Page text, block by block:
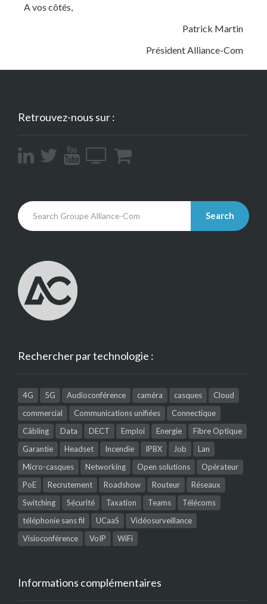
A vos côtés,
Patrick Martin
Président Alliance-Com
Retrouvez-nous sur :
Search
Rechercher par technologie :
4G 5G Audioconférence caméra casques
Cloud
commercial
Communications unifiées
Connectique
Câbling
Data DECT Emploi Energie
Fibre Optique
Garantie
Headset Incendie IPBX Job
Lan
Micro-casques
Networking Open solutions
Opérateur
PoE
Recrutement Roadshow Routeur
Réseaux
Switching
Sécurité Taxation Teams
Télécoms
téléphonie sans fil
UCaaS
Vidéosurveillance
Visioconférence
VoIP WiFi
Informations complémentaires